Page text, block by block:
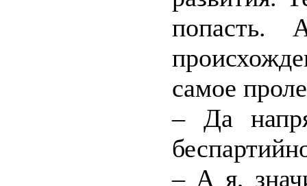
попасть.
самое
– Да
– А я,